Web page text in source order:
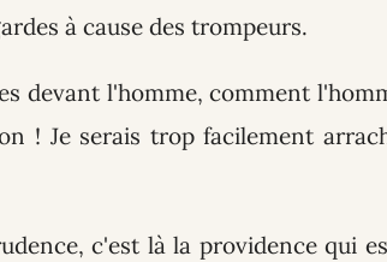
à cause des trompeurs.
devant l'homme, comment
! Je serais trop facilement
c'est là la providence qui